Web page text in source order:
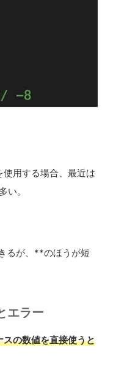
用する場合、最近は
い。
るが、**のほうが短
エラー
スの数値を直接使うと